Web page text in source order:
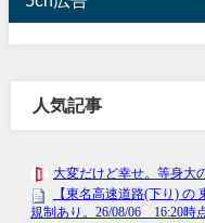
人気記事